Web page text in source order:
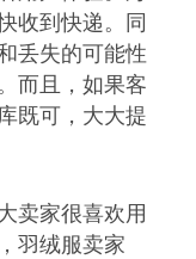
收到快递。同
丢失的可能性
而且，如果客
既可，大大提
卖家很喜欢用
羽绒服卖家